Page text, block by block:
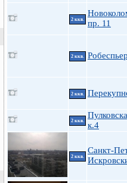
2 ккв.
пр. 11
2 ккв.
2 ккв.
2 ккв.
к.4
2 ккв.
Санкт-